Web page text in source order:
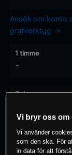
Ansök om konto
grafverktyg
1 timme
-
7 dagar
0% av
Vi bryr oss
Vi använder
som den ska. För
in data för att